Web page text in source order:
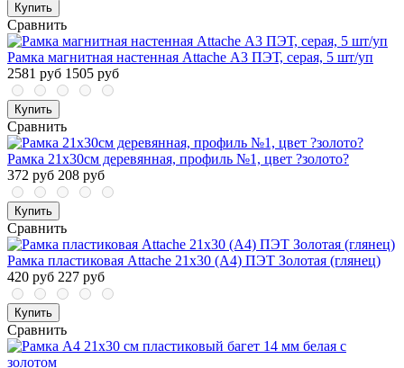
Купить
Сравнить
Рамка магнитная настенная Attache А3 ПЭТ, серая, 5 шт/уп
2581 руб 1505 руб
Купить
Сравнить
Рамка 21х30см деревянная, профиль №1, цвет ?золото?
372 руб 208 руб
Купить
Сравнить
Рамка пластиковая Attache 21x30 (A4) ПЭТ Золотая (глянец)
420 руб 227 руб
Купить
Сравнить